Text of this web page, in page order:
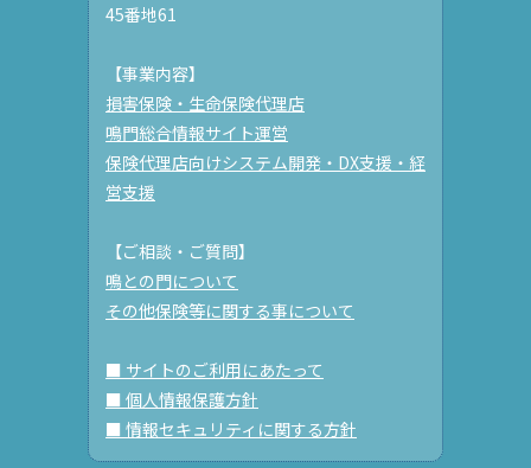
45番地61
【事業内容】
損害保険・生命保険代理店
鳴門総合情報サイト運営
保険代理店向けシステム開発・DX支援・経
営支援
【ご相談・ご質問】
鳴との門について
その他保険等に関する事について
■ サイトのご利用にあたって
■ 個人情報保護方針
■ 情報セキュリティに関する方針